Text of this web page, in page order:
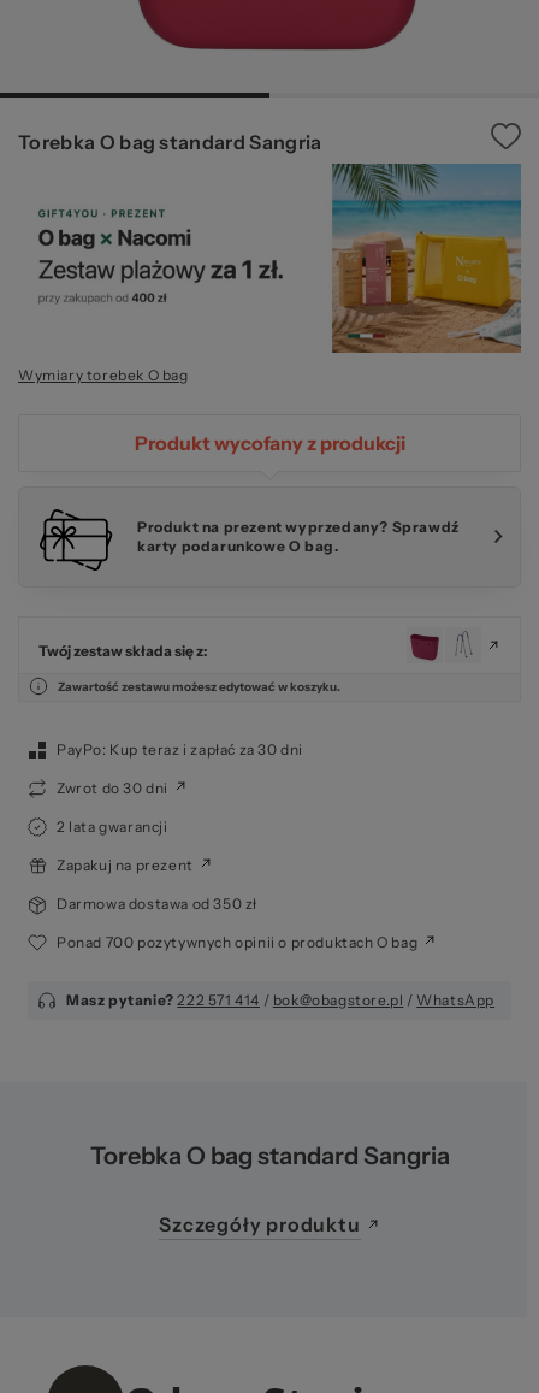
Torebka O bag standard Sangria
Wymiary torebek O bag
Produkt wycofany z produkcji
Produkt na prezent wyprzedany? Sprawdź
karty podarunkowe O bag.
Twój zestaw składa się z:
Zawartość zestawu możesz edytować w koszyku.
PayPo: Kup teraz i zapłać za 30 dni
Zwrot do 30 dni
2 lata gwarancji
Zapakuj na prezent
Darmowa dostawa od 350 zł
Ponad 700 pozytywnych opinii o produktach O bag
Masz pytanie? 222 571 414 / bok@obagstore.pl / WhatsApp
Torebka O bag standard Sangria
Szczegóły produktu